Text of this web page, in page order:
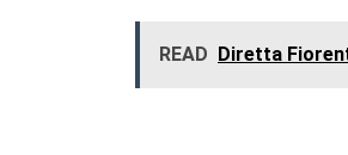
READ Diretta